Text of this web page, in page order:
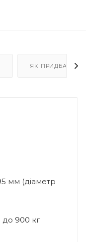
ЯК ПРИДБАТИ
мм (діаметр
900 кг